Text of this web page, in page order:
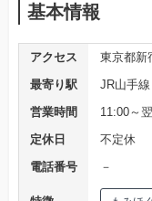
基本情報
アクセス
東京都新
最寄り駅
JR山手
営業時間
11:00～
定休日
不定休
電話番号
－